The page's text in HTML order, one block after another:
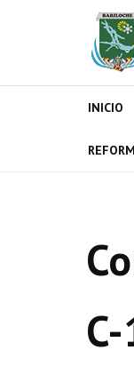
INICIO